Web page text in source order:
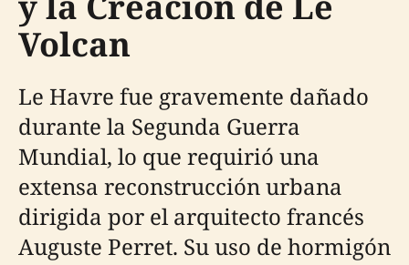
Volcan
Le Havre fue gravemente dañado
durante la Segunda Guerra
Mundial, lo que requirió una
extensa reconstrucción urbana
dirigida por el arquitecto francés
Auguste Perret. Su uso de hormigón